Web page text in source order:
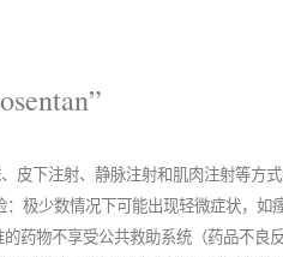
皮下注射、静脉注射和肌肉注射等
极少数情况下可能出现轻微症状，
药物不享受公共救助系统（药品不良